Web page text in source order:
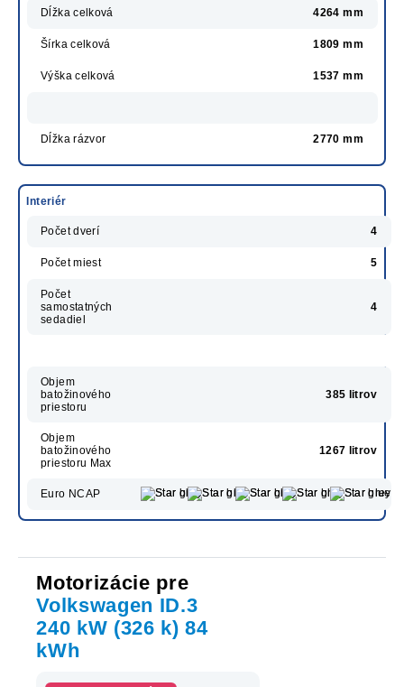
Dĺžka celková 4264 mm
Šírka celková 1809 mm
Výška celková 1537 mm
Dĺžka rázvor 2770 mm
Interiér
Počet dverí 4
Počet miest 5
Počet
samostatných
sedadiel
4
Objem
batožinového
priestoru
385 litrov
Objem
batožinového
priestoru Max
1267 litrov
Euro NCAP
Motorizácie pre
Volkswagen ID.3
240 kW (326 k) 84
kWh